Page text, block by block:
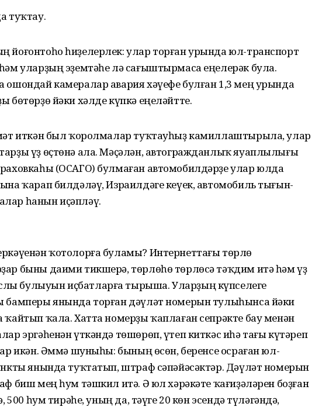
туҡтау.
йоғонтоһо һиҙе­лерлек: улар торған урында юл-транспорт
уларҙың эҙемтәһе лә сағыштырмаса еңелерәк була.
камералар авария хәүефе булған 1,3 мең урында
бөтөрҙө йәки хәлде күпкә еңеләйтте.
иткән был ҡоролмалар туҡтауһыҙ камиллаштырыла, улар
үҙ өҫтөнә ала. Мәҫәлән, автогражданлыҡ яуаплылығы
(ОСАГО) булмаған автомобилдәрҙе улар юлда
ҡарап билдәләү, Израилдәге кеүек, автомобиль тығын­
һанын иҫәпләү.
ҡотолорға буламы? Интернеттағы төрлө
быны даими тикшерә, төрлөһө төрлөсә тәҡдим итә һәм үҙ
булыуын иҫбатларға тырыша. Уларҙың күпселеге
бамперы янында торған дәүләт номерын тулыһынса йәки
ҡала. Хатта номерҙы ҡаплаған сепрәкте бау менән
эргәһенән үткәндә төшөрөп, үтеп киткәс иһә тағы күтәреп
икән. Әммә шуныһы: бының өсөн, беренсе осраған юл-
янында туҡтатып, штраф сәпәйәсәктәр. Дәүләт номерын
биш мең һум тәшкил итә. Ә юл хәрәкәте ҡағиҙәләрен боҙған
500 һум тирәһе, уның да, тәүге 20 көн эсендә түләгәндә,